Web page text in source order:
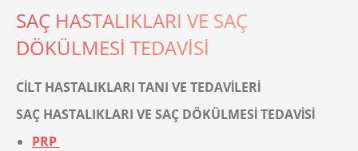
SAÇ HASTALIKLARI VE SAÇ
DÖKÜLMESİ TEDAVİSİ
CİLT HASTALIKLARI TANI VE TEDAVİLERİ
SAÇ HASTALIKLARI VE SAÇ DÖKÜLMESİ TEDAVİSİ
PRP